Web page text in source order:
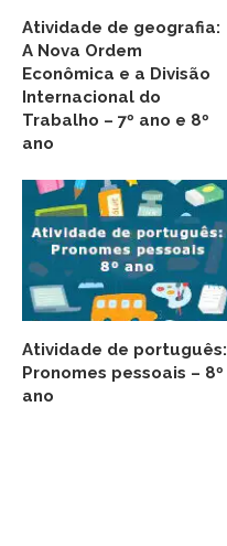
Atividade de geografia:
A Nova Ordem
Econômica e a Divisão
Internacional do
Trabalho – 7º ano e 8º
ano
Atividade de português:
Pronomes pessoais – 8º
ano